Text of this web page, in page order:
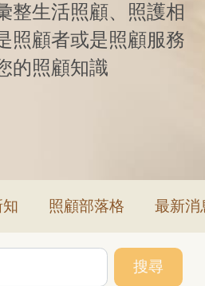
整生活照顧、照護相
照顧者或是照顧服務
的照顧知識
照顧部落格 最新消
搜尋